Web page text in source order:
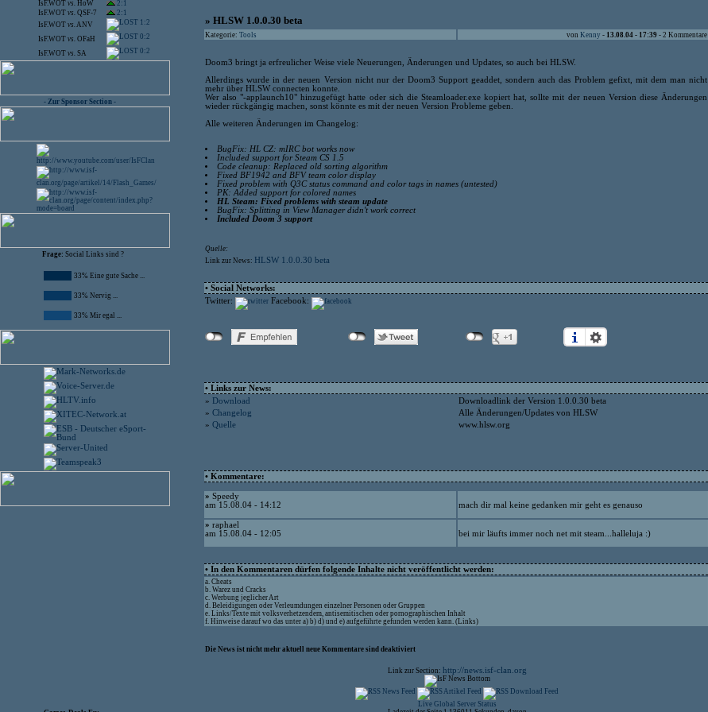
IsF.WOT vs. HoW
2:1
IsF.WOT vs. QSF-7
2:1
IsF.WOT vs.ANV 1:2
IsF.WOT vs. OFaH 0:2
IsF.WOT vs. SA 0:2
- Zur Sponsor Section -
Frage: Social Links sind ?
33% Eine gute Sache ...
33% Nervig ...
33% Mir egal ...
» HLSW 1.0.0.30 beta
Kategorie: Tools von Kenny - 13.08.04 - 17:39 - 2 Kommentare
Doom3 bringt ja erfreulicher Weise viele Neuerungen, Änderungen und Updates, so auch bei HLSW.
Allerdings wurde in der neuen Version nicht nur der Doom3 Support geaddet, sondern auch das Problem gefixt, mit dem man nicht
mehr über HLSW connecten konnte.
Wer also "-applaunch10" hinzugefügt hatte oder sich die Steamloader.exe kopiert hat, sollte mit der neuen Version diese Änderungen
wieder rückgängig machen, sonst könnte es mit der neuen Version Probleme geben.
Alle weiteren Änderungen im Changelog:
BugFix: HL CZ: mIRC bot works now
Included support for Steam CS 1.5
Code cleanup: Replaced old sorting algorithm
Fixed BF1942 and BFV team color display
Fixed problem with Q3C status command and color tags in names (untested)
PK: Added support for colored names
HL Steam: Fixed problems with steam update
BugFix: Splitting in View Manager didn't work correct
Included Doom 3 support
Quelle:
Link zur News: HLSW 1.0.0.30 beta
• Social Networks:
Twitter:
Facebook:
• Links zur News:
» Download
Downloadlink der Version 1.0.0.30 beta
» Changelog
Alle Änderungen/Updates von HLSW
» Quelle www.hlsw.org
• Kommentare:
» Speedy
am 15.08.04 - 14:12
mach dir mal keine gedanken mir geht es genauso
» raphael
am 15.08.04 - 12:05
bei mir läufts immer noch net mit steam...halleluja :)
• In den Kommentaren dürfen folgende Inhalte nicht veröffentlicht werden:
a. Cheats
b. Warez und Cracks
c. Werbung jeglicher Art
d. Beleidigungen oder Verleumdungen einzelner Personen oder Gruppen
e. Links/Texte mit volksverhetzendem, antisemitischen oder pornographischen Inhalt
f. Hinweise darauf wo das unter a) b) d) und e) aufgeführte gefunden werden kann. (Links)
Die News ist nicht mehr aktuell neue Kommentare sind deaktiviert
Link zur Section: http://news.isf-clan.org
Live Global Server Status